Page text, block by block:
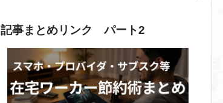
記事まとめリンク パート2